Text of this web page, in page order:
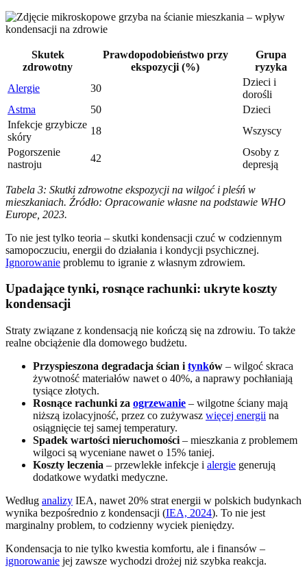
Skutek
zdrowotny
Prawdopodobieństwo przy
ekspozycji (%)
Grupa
ryzyka
Alergie
30
Dzieci i
dorośli
Astma
50
Dzieci
Infekcje grzybicze
skóry
18
Wszyscy
Pogorszenie
nastroju
42
Osoby z
depresją
Tabela 3: Skutki zdrowotne ekspozycji na wilgoć i pleśń w
mieszkaniach. Źródło: Opracowanie własne na podstawie WHO
Europe, 2023.
To nie jest tylko teoria – skutki kondensacji czuć w codziennym
samopoczuciu, energii do działania i kondycji psychicznej.
Ignorowanie problemu to igranie z własnym zdrowiem.
Upadające tynki, rosnące rachunki: ukryte koszty
kondensacji
Straty związane z kondensacją nie kończą się na zdrowiu. To także
realne obciążenie dla domowego budżetu.
Przyspieszona degradacja ścian i tynków – wilgoć skraca
żywotność materiałów nawet o 40%, a naprawy pochłaniają
tysiące złotych.
Rosnące rachunki za ogrzewanie – wilgotne ściany mają
niższą izolacyjność, przez co zużywasz więcej energii na
osiągnięcie tej samej temperatury.
Spadek wartości nieruchomości – mieszkania z problemem
wilgoci są wyceniane nawet o 15% taniej.
Koszty leczenia – przewlekłe infekcje i alergie generują
dodatkowe wydatki medyczne.
Według analizy IEA, nawet 20% strat energii w polskich budynkach
wynika bezpośrednio z kondensacji (IEA, 2024). To nie jest
marginalny problem, to codzienny wyciek pieniędzy.
Kondensacja to nie tylko kwestia komfortu, ale i finansów –
ignorowanie jej zawsze wychodzi drożej niż szybka reakcja.